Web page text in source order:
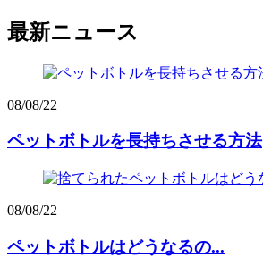
最新ニュース
08/08/22
ペットボトルを長持ちさせる方法
08/08/22
ペットボトルはどうなるの...